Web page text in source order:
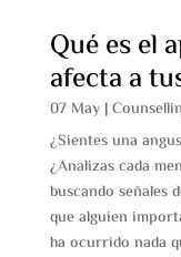
Qué es el
afecta a
07 May|
¿Sientes una
¿Analizas cada
buscando señales
que alguien
ha ocurrido nada